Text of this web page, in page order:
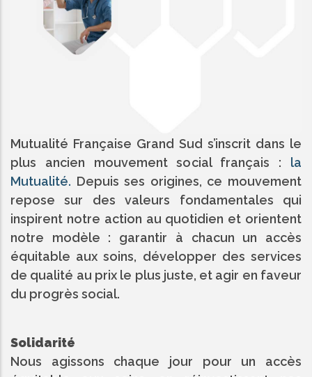
Mutualité Française Grand Sud s’inscrit dans le
plus ancien mouvement social français : la
Mutualité. Depuis ses origines, ce mouvement
repose sur des valeurs fondamentales qui
inspirent notre action au quotidien et orientent
notre modèle : garantir à chacun un accès
équitable aux soins, développer des services
de qualité au prix le plus juste, et agir en faveur
du progrès social.
Solidarité
Nous agissons chaque jour pour un accès